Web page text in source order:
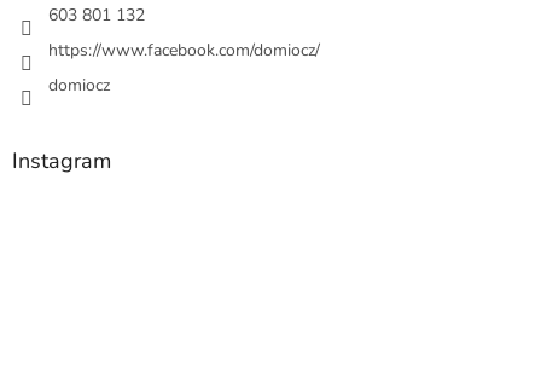
603 801 132
https://www.facebook.com/domiocz/
domiocz
Instagram